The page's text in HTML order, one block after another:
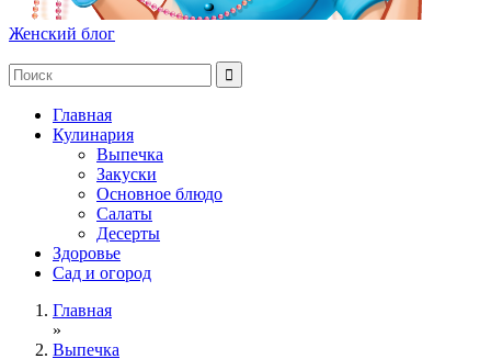
Женский блог
Главная
Кулинария
Выпечка
Закуски
Основное блюдо
Салаты
Десерты
Здоровье
Сад и огород
Главная
»
Выпечка